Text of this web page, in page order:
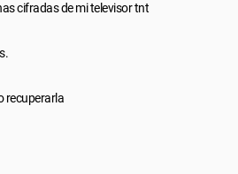
cifradas de mi televisor tnt
recuperarla